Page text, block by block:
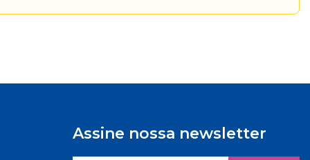
Assine nossa newsletter